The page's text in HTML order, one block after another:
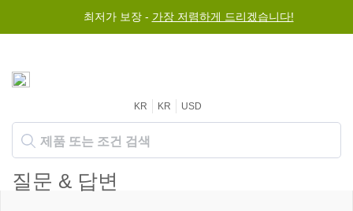
최저가 보장 - 가장 저렴하게 드리겠습니다!
KR KR USD
질문 & 답변